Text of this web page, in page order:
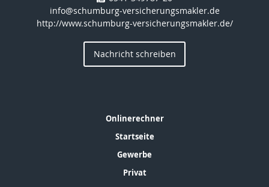
info@schumburg-versicherungsmakler.de
http://www.schumburg-versicherungsmakler.de/
Nachricht schreiben
Onlinerechner
Startseite
Gewerbe
Privat